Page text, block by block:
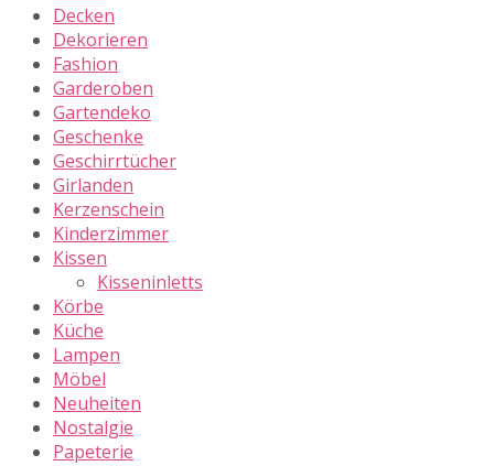
Decken
Dekorieren
Fashion
Garderoben
Gartendeko
Geschenke
Geschirrtücher
Girlanden
Kerzenschein
Kinderzimmer
Kissen
Kisseninletts
Körbe
Küche
Lampen
Möbel
Neuheiten
Nostalgie
Papeterie